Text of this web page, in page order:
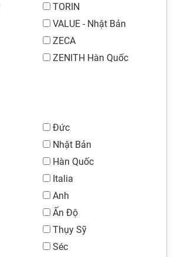
TORIN
VALUE - Nhật Bản
ZECA
ZENITH Hàn Quốc
Đức
Nhật Bản
Hàn Quốc
Italia
Anh
Ấn Độ
Thụy Sỹ
Séc